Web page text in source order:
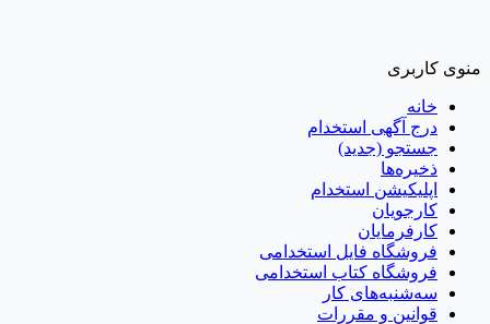
منوی کاربری
خانه
درج آگهی استخدام
جستجو (جدید)
ذخیره‌ها
اپلیکیشن استخدام
کارجویان
کارفرمایان
فروشگاه فایل استخدامی
فروشگاه کتاب استخدامی
سه‌شنبه‌های کار
قوانین و مقررات